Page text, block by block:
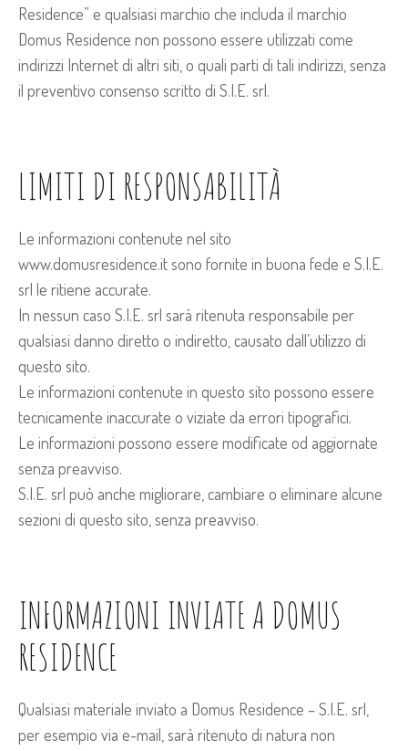
Residence” e qualsiasi marchio che includa il marchio
Domus Residence non possono essere utilizzati come
indirizzi Internet di altri siti, o quali parti di tali indirizzi, senza
il preventivo consenso scritto di S.I.E. srl.
LIMITI DI RESPONSABILITÀ
Le informazioni contenute nel sito
www.domusresidence.it sono fornite in buona fede e S.I.E.
srl le ritiene accurate.
In nessun caso S.I.E. srl sarà ritenuta responsabile per
qualsiasi danno diretto o indiretto, causato dall’utilizzo di
questo sito.
Le informazioni contenute in questo sito possono essere
tecnicamente inaccurate o viziate da errori tipografici.
Le informazioni possono essere modificate od aggiornate
senza preavviso.
S.I.E. srl può anche migliorare, cambiare o eliminare alcune
sezioni di questo sito, senza preavviso.
INFORMAZIONI INVIATE A DOMUS
RESIDENCE
Qualsiasi materiale inviato a Domus Residence – S.I.E. srl,
per esempio via e-mail, sarà ritenuto di natura non